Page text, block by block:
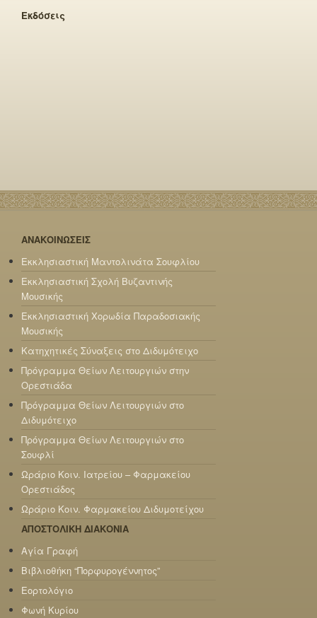
Εκδόσεις
ΑΝΑΚΟΙΝΩΣΕΙΣ
Εκκλησιαστική Μαντολινάτα Σουφλίου
Εκκλησιαστική Σχολή Βυζαντινής
Μουσικής
Εκκλησιαστική Χορωδία Παραδοσιακής
Μουσικής
Κατηχητικές Σύναξεις στο Διδυμότειχο
Πρόγραμμα Θείων Λειτουργιών στην
Ορεστιάδα
Πρόγραμμα Θείων Λειτουργιών στο
Διδυμότειχο
Πρόγραμμα Θείων Λειτουργιών στο
Σουφλί
Ωράριο Κοιν. Ιατρείου – Φαρμακείου
Ορεστιάδος
Ωράριο Κοιν. Φαρμακείου Διδυμοτείχου
ΑΠΟΣΤΟΛΙΚΗ ΔΙΑΚΟΝΙΑ
Αγία Γραφή
Βιβλιοθήκη “Πορφυρογέννητος”
Εορτολόγιο
Φωνή Κυρίου